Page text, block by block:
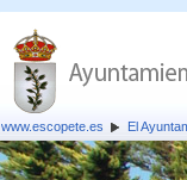
www.escopete.es El